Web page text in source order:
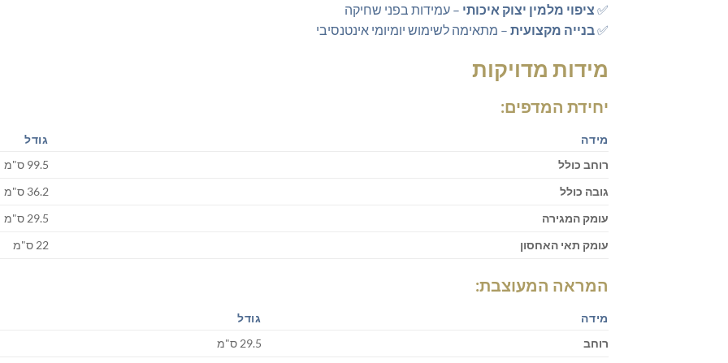
✅ ציפוי מלמין יצוק איכותי – עמידות בפני שחיקה
✅ בנייה מקצועית – מתאימה לשימוש יומיומי אינטנסיבי
מידות מדויקות
יחידת המדפים:
מידה
גודל
רוחב כולל
99.5 ס"מ
גובה כולל
36.2 ס"מ
עומק המגירה
29.5 ס"מ
עומק תאי האחסון
22 ס"מ
המראה המעוצבת:
מידה
גודל
רוחב
29.5 ס"מ